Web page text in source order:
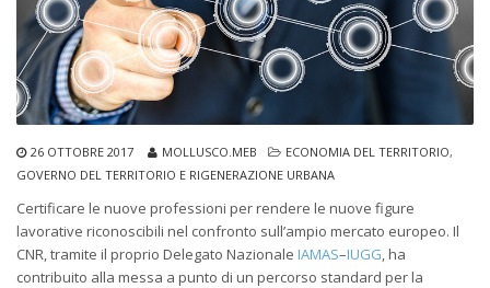
26 OTTOBRE 2017 MOLLUSCO.MEB ECONOMIA DEL TERRITORIO,
GOVERNO DEL TERRITORIO E RIGENERAZIONE URBANA
Certificare le nuove professioni per rendere le nuove figure
lavorative riconoscibili nel confronto sull’ampio mercato europeo. Il
CNR, tramite il proprio Delegato Nazionale IAMAS–IUGG , ha
contribuito alla messa a punto di un percorso standard per la